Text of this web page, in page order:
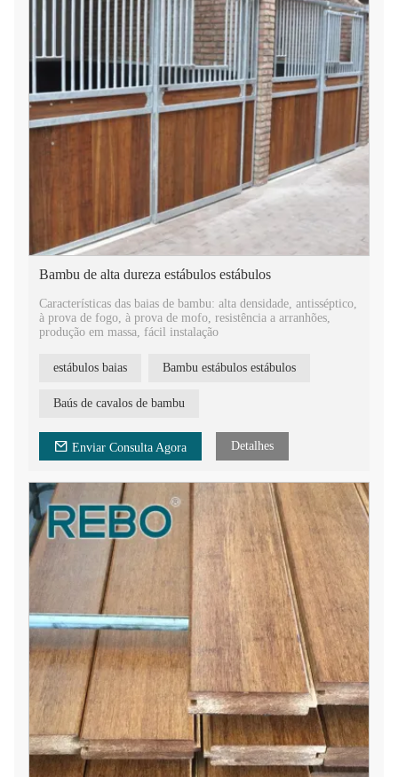
Bambu de alta dureza estábulos estábulos
Características das baias de bambu: alta densidade, antisséptico,
à prova de fogo, à prova de mofo, resistência a arranhões,
produção em massa, fácil instalação
estábulos baias Bambu estábulos estábulos
Baús de cavalos de bambu
Enviar Consulta Agora Detalhes